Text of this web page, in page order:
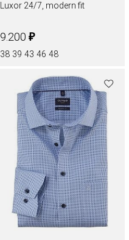
Luxor 24/7, modern fit
9.200 ₽
38 39 43 46 48